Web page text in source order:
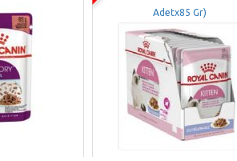
Adetx85 Gr)